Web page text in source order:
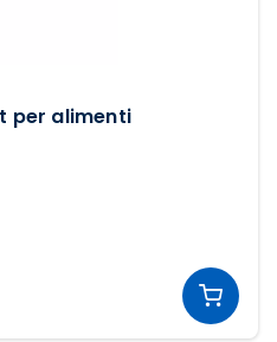
per alimenti